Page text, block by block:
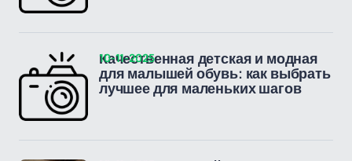
Качественная детская и модная
для малышей обувь: как выбрать
лучшее для маленьких шагов
10-11-2025